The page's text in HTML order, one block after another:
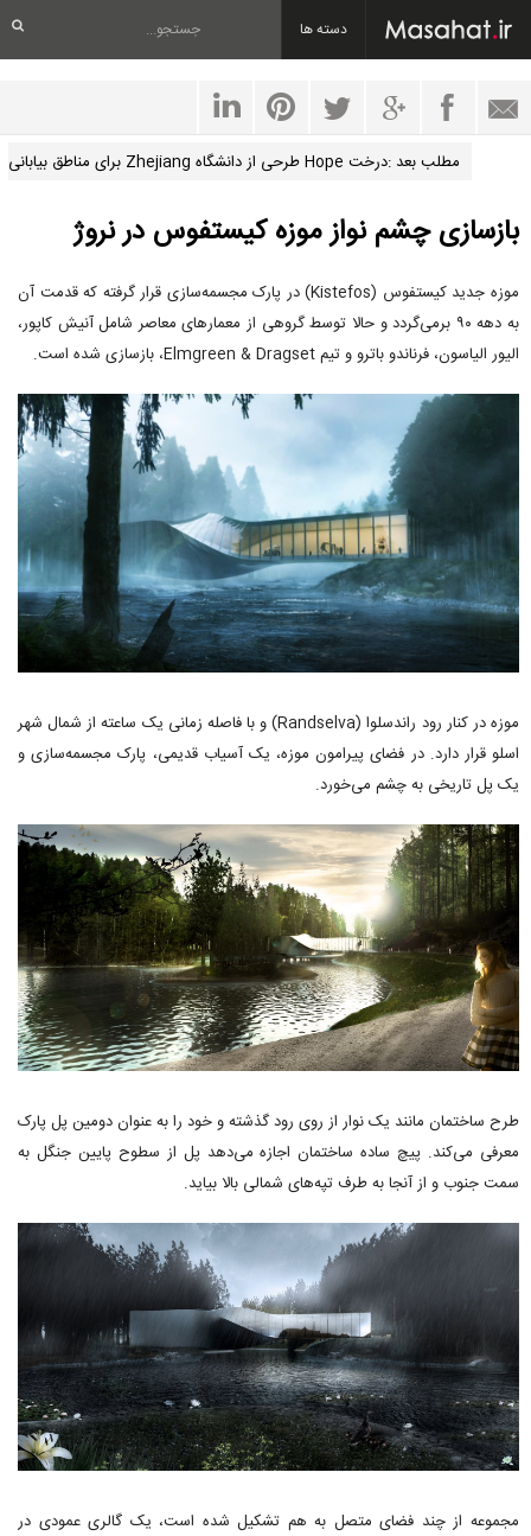
دسته ها
مطلب بعد :درخت Hope طرحی از دانشگاه Zhejiang برای مناطق بیابانی
بازسازی چشم نواز موزه کیستفوس در نروژ
موزه جدید کیستفوس (Kistefos) در پارک مجسمه‌سازی قرار گرفته که قدمت آن
به دهه ۹۰ برمی‌گردد و حالا توسط گروهی از معمارهای معاصر شامل آنیش کاپور،
الیور الیاسون، فرناندو باترو و تیم Elmgreen & Dragset، بازسازی شده است.
موزه در کنار رود راندسلوا (Randselva) و با فاصله زمانی یک ساعته از شمال شهر
اسلو قرار دارد. در فضای پیرامون موزه، یک آسیاب قدیمی، پارک مجسمه‌سازی و
یک پل تاریخی به چشم می‌خورد.
طرح ساختمان مانند یک نوار از روی رود گذشته و خود را به عنوان دومین پل پارک
معرفی می‌کند. پیچ ساده ساختمان اجازه می‌دهد پل از سطوح پایین جنگل به
سمت جنوب و از آنجا به طرف تپه‌های شمالی بالا بیاید.
مجموعه از چند فضای متصل به هم تشکیل شده است، یک گالری عمودی در